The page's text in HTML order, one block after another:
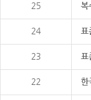
25 복
24 표
23 표
22 한